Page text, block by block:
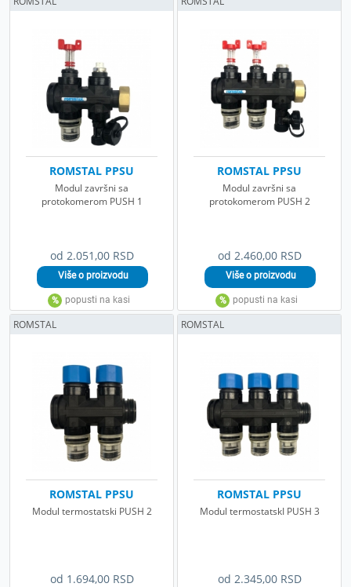
od 2.051,00 RSD
ROMSTAL PPSU
Modul završni sa
protokomerom PUSH 1
od 2.460,00 RSD
ROMSTAL PPSU
Modul završni sa
protokomerom PUSH 2
od 1.694,00 RSD
ROMSTAL PPSU
Modul termostatski PUSH 2
ROMSTAL
od 2.345,00 RSD
ROMSTAL PPSU
Modul termostatskI PUSH 3
ROMSTAL